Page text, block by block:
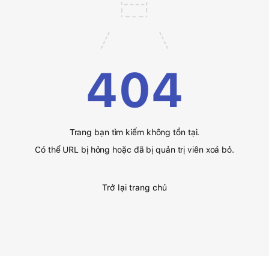
404
Trang bạn tìm kiếm không tồn tại.
Có thể URL bị hỏng hoặc đã bị quản trị viên xoá bỏ.
Trở lại trang chủ